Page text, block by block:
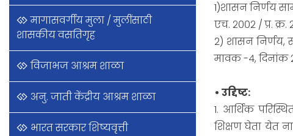
मागासवर्गीय मुला / मुलींसाठी
शासकीय वसतिगृह
विजाभज आश्रम शाळा
अनु. जाती केंद्रीय आश्रम शाळा
भारत सरकार शिष्यवृत्ती
1)शासन निर्णय
एच. २००२ / प्र.
2) शासन निर्णय,
मावक -४, दिनांक
• उद्दिष्ट:
1. आर्थिक
शिक्षण घेता येत